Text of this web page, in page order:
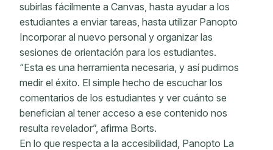
subirlas fácilmente a Canvas, hasta ayudar a los
estudiantes a enviar tareas, hasta utilizar Panopto
Incorporar al nuevo personal y organizar las
sesiones de orientación para los estudiantes.
“Esta es una herramienta necesaria, y así pudimos
medir el éxito. El simple hecho de escuchar los
comentarios de los estudiantes y ver cuánto se
benefician al tener acceso a ese contenido nos
resulta revelador”, afirma Borts.
En lo que respecta a la accesibilidad, Panopto La